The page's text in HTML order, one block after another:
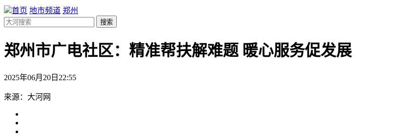
首页 地市频道 郑州
搜索
郑州市广电社区：精准帮扶解难题 暖心服务促发展
2025年06月20日22:55
来源：大河网